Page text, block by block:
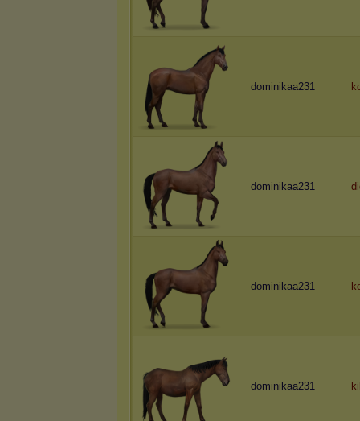
dominikaa231
dominikaa231
dominikaa231
dominikaa231